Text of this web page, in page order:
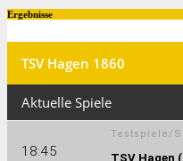
Ergebnisse